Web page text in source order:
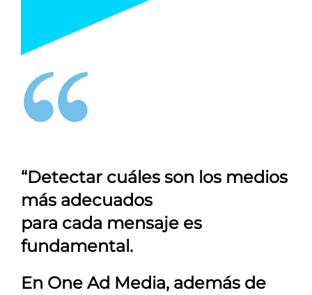
“Detectar cuáles son los medios
más adecuados
para cada mensaje es
fundamental.
En One Ad Media, además de